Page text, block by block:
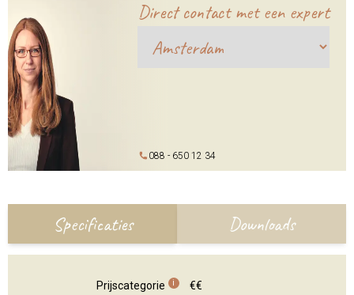
Direct contact met een expert
088 - 650 12 34
Specificaties Downloads
Prijscategorie i €€